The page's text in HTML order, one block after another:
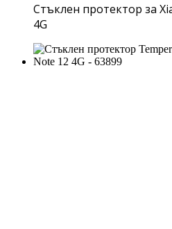
Стъклен протектор за
4G